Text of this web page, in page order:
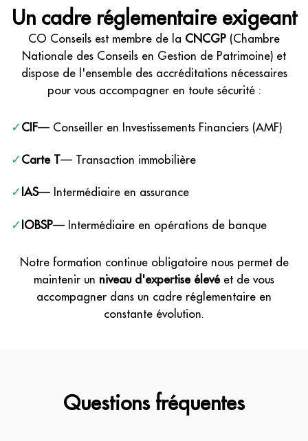
Un cadre réglementaire exigeant
CO Conseils est membre de la CNCGP (Chambre
Nationale des Conseils en Gestion de Patrimoine) et
dispose de l'ensemble des accréditations nécessaires
pour vous accompagner en toute sécurité :
✓CIF— Conseiller en Investissements Financiers (AMF)
✓Carte T— Transaction immobilière
✓IAS— Intermédiaire en assurance
✓IOBSP— Intermédiaire en opérations de banque
Notre formation continue obligatoire nous permet de
maintenir un niveau d'expertise élevéet de vous
accompagner dans un cadre réglementaire en
constante évolution.
Questions fréquentes